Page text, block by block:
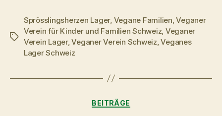
Schlagwörter
Sprösslingsherzen Lager, Vegane Familien,Veganer
Verein für Kinder und Familien Schweiz, Veganer
Verein Lager,Veganer Verein Schweiz,Veganes
Lager Schweiz
Kategorien
BEITRÄGE